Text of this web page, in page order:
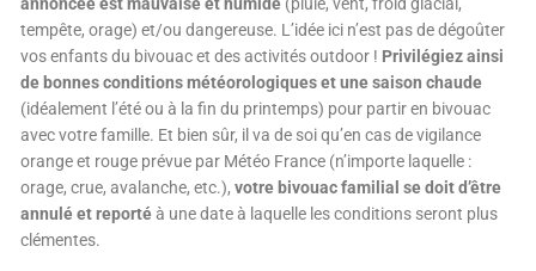
tempête, orage) et/ou dangereuse. L’idée ici n’est pas de dégoûter
vos enfants du bivouac et des activités outdoor ! Privilégiez ainsi
de bonnes conditions météorologiques et une saison chaude
(idéalement l’été ou à la fin du printemps) pour partir en bivouac
avec votre famille. Et bien sûr, il va de soi qu’en cas de vigilance
orange et rouge prévue par Météo France (n’importe laquelle :
orage, crue, avalanche, etc.),votre bivouac familial se doit d’être
annulé et reportéà une date à laquelle les conditions seront plus
clémentes.